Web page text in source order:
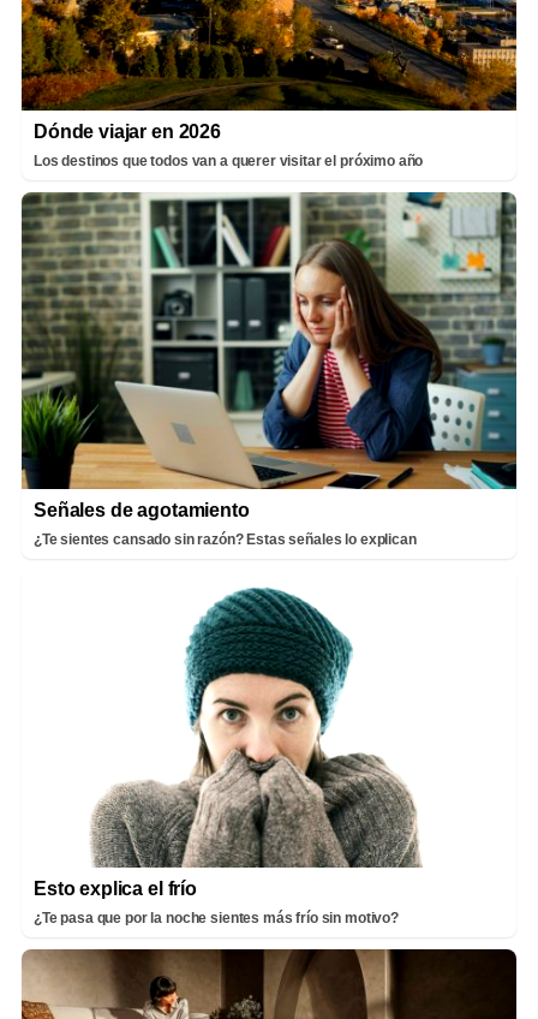
Dónde viajar en 2026
Los destinos que todos van a querer visitar el próximo año
Señales de agotamiento
¿Te sientes cansado sin razón? Estas señales lo explican
Esto explica el frío
¿Te pasa que por la noche sientes más frío sin motivo?